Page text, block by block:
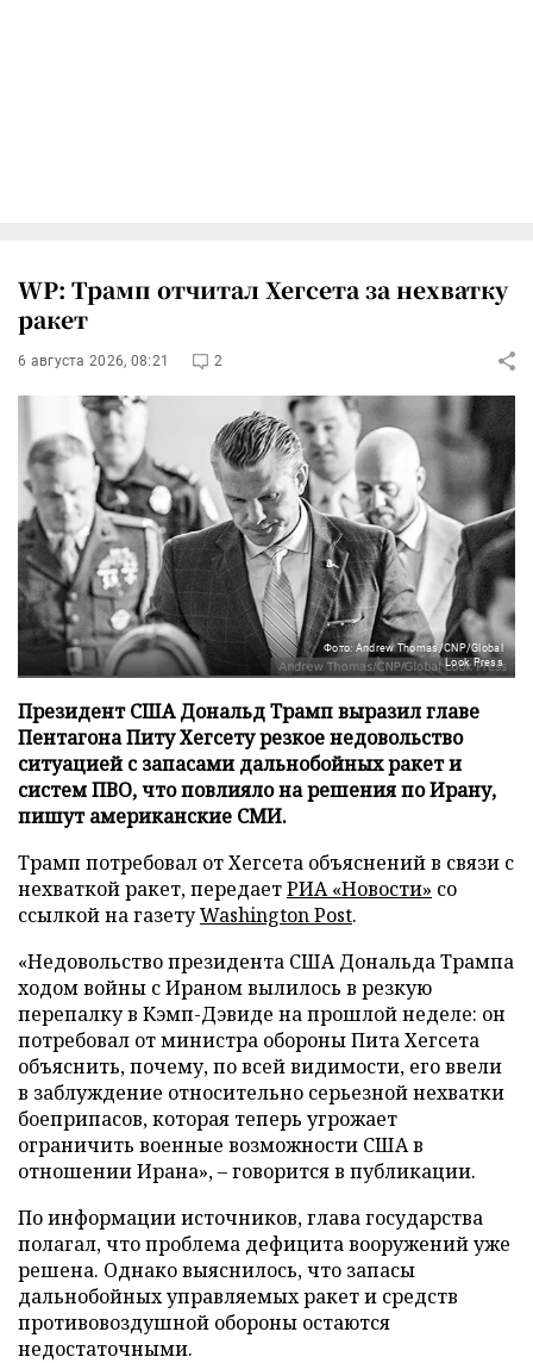
WP: Трамп отчитал Хегсета за нехватку
ракет
6 августа 2026, 08:21 2
Фото: Andrew Thomas/CNP/Global
Look Press
Президент США Дональд Трамп выразил главе
Пентагона Питу Хегсету резкое недовольство
ситуацией с запасами дальнобойных ракет и
систем ПВО, что повлияло на решения по Ирану,
пишут американские СМИ.
Трамп потребовал от Хегсета объяснений в связи с
нехваткой ракет, передаетРИА «Новости» со
ссылкой на газетуWashington Post.
«Недовольство президента США Дональда Трампа
ходом войны с Ираном вылилось в резкую
перепалку в Кэмп-Дэвиде на прошлой неделе: он
потребовал от министра обороны Пита Хегсета
объяснить, почему, по всей видимости, его ввели
в заблуждение относительно серьезной нехватки
боеприпасов, которая теперь угрожает
ограничить военные возможности США в
отношении Ирана», – говорится в публикации.
По информации источников, глава государства
полагал, что проблема дефицита вооружений уже
решена. Однако выяснилось, что запасы
дальнобойных управляемых ракет и средств
противовоздушной обороны остаются
недостаточными.